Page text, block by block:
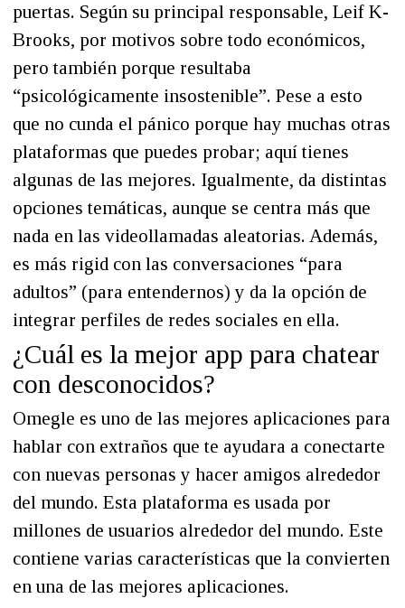
puertas. Según su principal responsable, Leif K-
Brooks, por motivos sobre todo económicos,
pero también porque resultaba
“psicológicamente insostenible”. Pese a esto
que no cunda el pánico porque hay muchas otras
plataformas que puedes probar; aquí tienes
algunas de las mejores. Igualmente, da distintas
opciones temáticas, aunque se centra más que
nada en las videollamadas aleatorias. Además,
es más rigid con las conversaciones “para
adultos” (para entendernos) y da la opción de
integrar perfiles de redes sociales en ella.
¿Cuál es la mejor app para chatear
con desconocidos?
Omegle es uno de las mejores aplicaciones para
hablar con extraños que te ayudara a conectarte
con nuevas personas y hacer amigos alrededor
del mundo. Esta plataforma es usada por
millones de usuarios alrededor del mundo. Este
contiene varias características que la convierten
en una de las mejores aplicaciones.